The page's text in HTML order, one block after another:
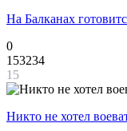
На Балканах
0
153234
15
Никто не хотел